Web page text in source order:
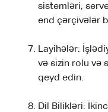
sistemləri,
end çərçivələr
Layihələr:
və sizin rolu və
qeyd edin.
Dil Bilikləri: